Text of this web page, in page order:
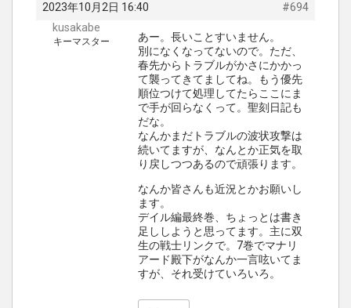
2023年10月2日 16:40
#694
kusakabe
キーマスター
あー。長いことすいません。
別になくなってないので。ただ、
春先からトラブルがかさにかかっ
て襲ってきてましてね。もう優先
順位つけて処理してたらここにま
で手が回らなくって。聖刻日記も
だな。
なんかまだトラブルの波状攻撃は
続いてますが、なんとか正気を取
り戻しつつあるので頑張ります。
なんか皆さんも近況とかお願いし
ます。
デイル編最終巻、ちょっとは書き
足ししようと思ってます。主に双
生の戦士リンクで。7巻でマナリ
アード殿下がなんか一言呟いてま
すが、それ受けていろいろ。